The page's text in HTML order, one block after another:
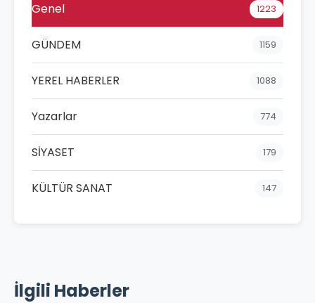
Genel 1223
GÜNDEM 1159
YEREL HABERLER 1088
Yazarlar 774
SİYASET 179
KÜLTÜR SANAT 147
İlgili Haberler